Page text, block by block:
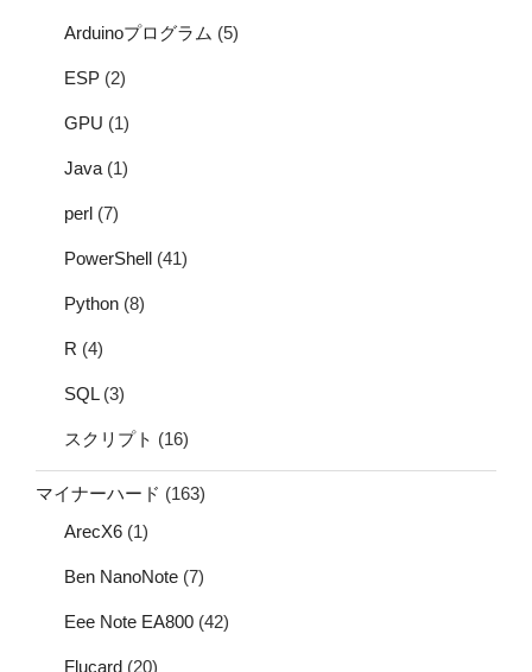
Arduinoプログラム (5)
ESP (2)
GPU (1)
Java (1)
perl (7)
PowerShell (41)
Python (8)
R (4)
SQL(3)
スクリプト (16)
マイナーハード (163)
ArecX6 (1)
Ben NanoNote (7)
Eee Note EA800 (42)
Flucard (20)